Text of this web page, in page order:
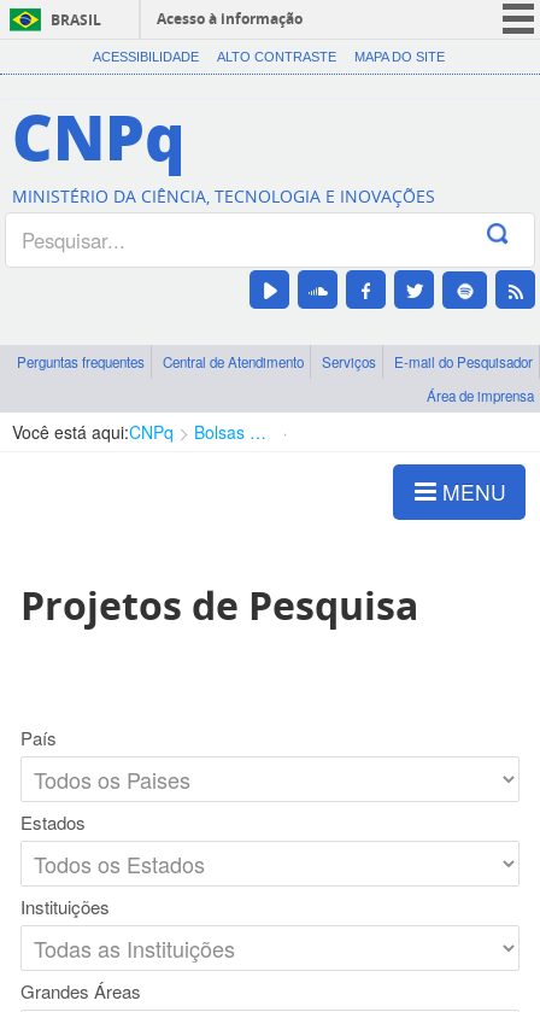
BRASIL
Acesso à informação
CORONAVÍRUS (COVID-19)
Canais
ACESSIBILIDADE ALTO CONTRASTE MAPA DO SITE
CNPq
MINISTÉRIO DA CIÊNCIA, TECNOLOGIA E INOVAÇÕES
Perguntas frequentes Central de Atendimento Serviços
E-mail do Pesquisador
Área de imprensa
Você está aqui:CNPq Bolsas e Auxílios Vigentes
MENU
Projetos de Pesquisa
País
Estados
Instituições
Grandes Áreas